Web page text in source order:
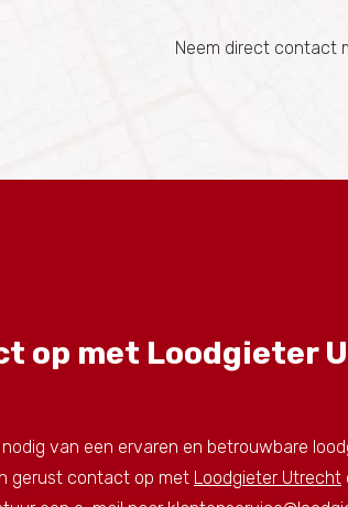
Neem direct contact
op met Loodgieter
van een ervaren en betrouwbare
gerust contact op met Loodgieter Utrecht